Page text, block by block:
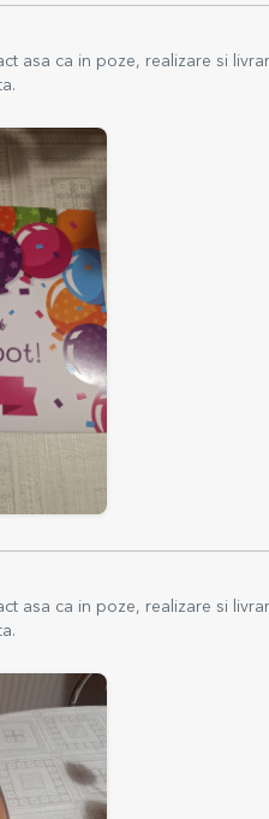
asa ca in poze, realizare si
asa ca in poze, realizare si